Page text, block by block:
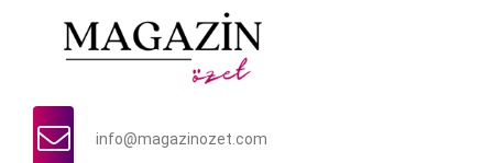
info@magazinozet.com